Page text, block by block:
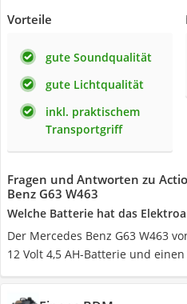
Vorteile
gute Soundqualität
gute Lichtqualität
inkl. praktischem
Transportgriff
Fragen und Antworten zu
Benz G63 W463
Welche Batterie hat das
Der Mercedes Benz G63 W463
12 Volt 4,5 AH-Batterie und